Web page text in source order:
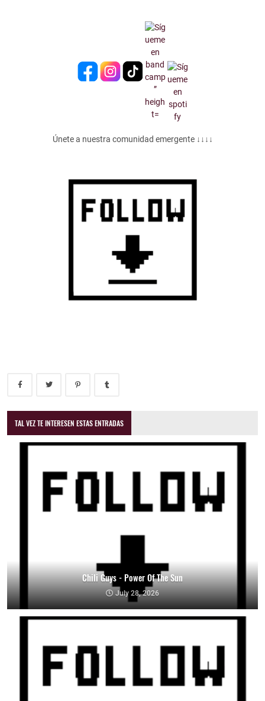
Únete a nuestra comunidad emergente ↓↓↓↓
TAL VEZ TE INTERESEN ESTAS ENTRADAS
Chili Guys - Power Of The Sun
July 28, 2026